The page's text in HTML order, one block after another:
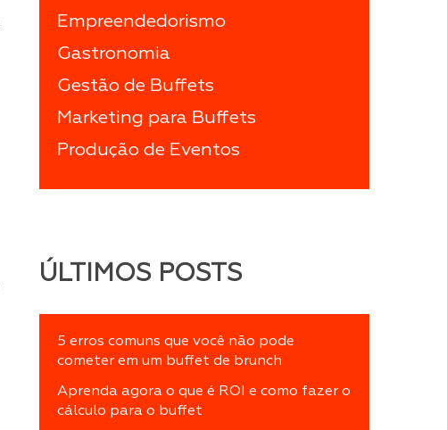
Empreendedorismo
Gastronomia
Gestão de Buffets
Marketing para Buffets
Produção de Eventos
ÚLTIMOS POSTS
5 erros comuns que você não pode
cometer em um buffet de brunch
Aprenda agora o que é ROI e como fazer o
cálculo para o buffet